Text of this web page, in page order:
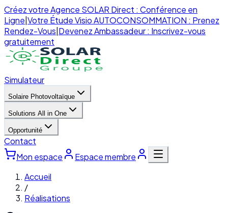
Créez votre Agence SOLAR Direct : Conférence en
Ligne Votre Étude Visio AUTOCONSOMMATION : Prenez
Rendez-Vous Devenez Ambassadeur : Inscrivez-vous
gratuitement
Simulateur
Solaire Photovoltaïque
Solutions All in One
Opportunité
Contact
Mon espace
Espace membre
Accueil
/
Réalisations